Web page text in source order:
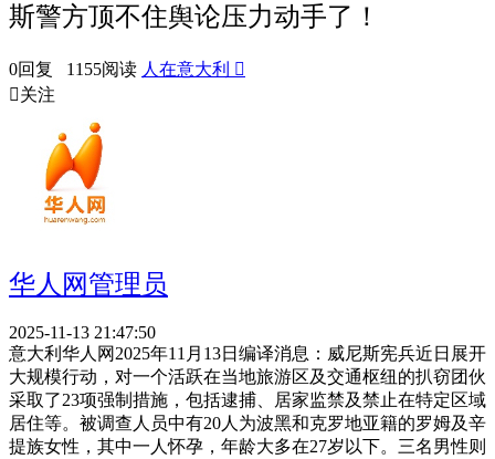
斯警方顶不住舆论压力动手了！
0回复 1155阅读 人在意大利 
关注
华人网管理员
2025-11-13 21:47:50
意大利华人网2025年11月13日编译消息：威尼斯宪兵近日展开
大规模行动，对一个活跃在当地旅游区及交通枢纽的扒窃团伙
采取了23项强制措施，包括逮捕、居家监禁及禁止在特定区域
居住等。被调查人员中有20人为波黑和克罗地亚籍的罗姆及辛
提族女性，其中一人怀孕，年龄大多在27岁以下。三名男性则